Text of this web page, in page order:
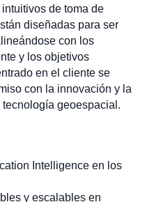
de toma de
diseñadas para ser
con los
y los objetivos
en el cliente se
con la innovación y la
geoespacial.
Intelligence en los
y escalables en